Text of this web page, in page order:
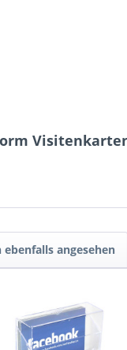
angesehen